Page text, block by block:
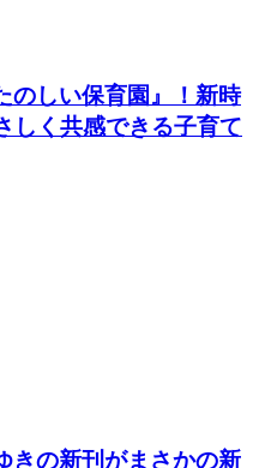
のしい保育園』！新時
しく共感できる子育て
きの新刊がまさかの新